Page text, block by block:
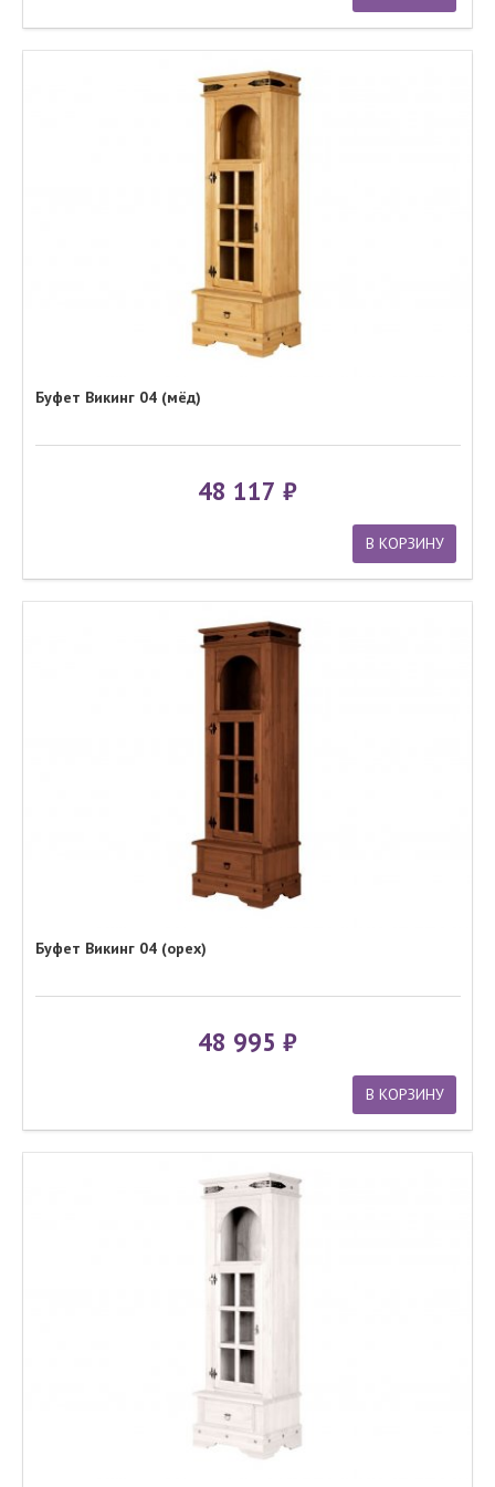
Буфет Викинг 04 (мёд)
48 117
В КОРЗИНУ
Буфет Викинг 04 (орех)
48 995
В КОРЗИНУ